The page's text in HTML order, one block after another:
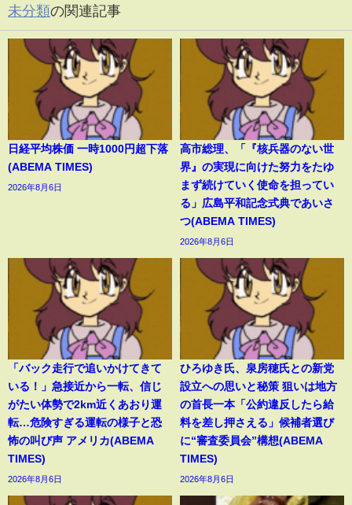
未分類の関連記事
日経平均株価 一時1000円超下落
(ABEMA TIMES)
2026年8月6日
高市総理、「『核兵器のない世
界』の実現に向けた努力をたゆ
まず続けていく使命を担ってい
る」広島平和記念式典であいさ
つ(ABEMA TIMES)
2026年8月6日
「バック走行で追いかけてきて
いる！」急接近から一転、信じ
がたい体勢で2km近くあおり運
転…危険すぎる運転の様子と恐
怖の叫び声 アメリカ(ABEMA
TIMES)
2026年8月6日
ひろゆき氏、泉房穂氏との新党
設立への思いと秘策 狙いは地方
の首長一本「公約違反したら給
料を差し押さえる」候補者選び
に“審査委員会”構想(ABEMA
TIMES)
2026年8月6日